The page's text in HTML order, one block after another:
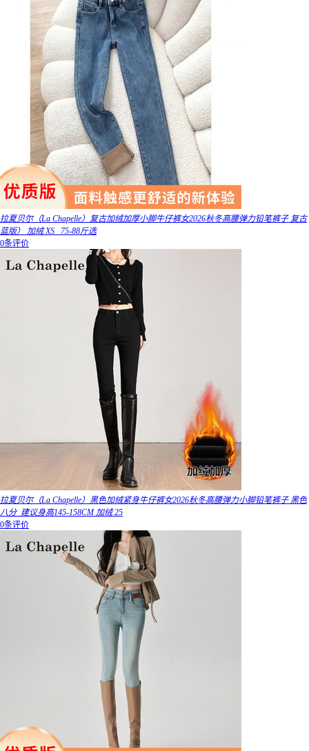
拉夏贝尔（La Chapelle）复古加绒加厚小脚牛仔裤女2026秋冬高腰弹力铅笔裤子 复古
蓝版） 加绒 XS _75-88斤选
0条评价
拉夏贝尔（La Chapelle）黑色加绒紧身牛仔裤女2026秋冬高腰弹力小脚铅笔裤子 黑色
八分_建议身高145-158CM 加绒 25
0条评价